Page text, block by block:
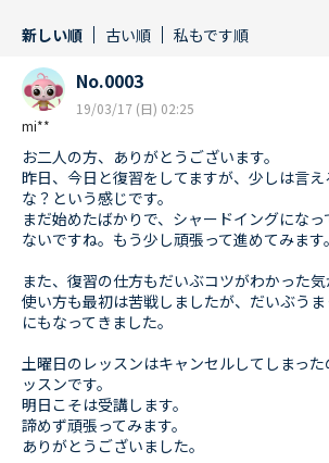
新しい順 古い順 私もです順
mi**
No.0003
19/03/17 (日) 02:25
お二人の方、ありがとうございます。
昨日、今日と復習をしてますが、少しは言
な？という感じです。
まだ始めたばかりで、シャードイングにな
ないですね。もう少し頑張って進めてみます。
また、復習の仕方もだいぶコツがわかった
使い方も最初は苦戦しましたが、だいぶう
にもなってきました。
土曜日のレッスンはキャンセルしてしまっ
ッスンです。
明日こそは受講します。
諦めず頑張ってみます。
ありがとうございました。